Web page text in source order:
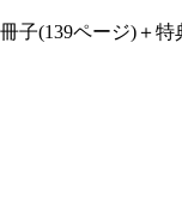
子(139ページ)＋